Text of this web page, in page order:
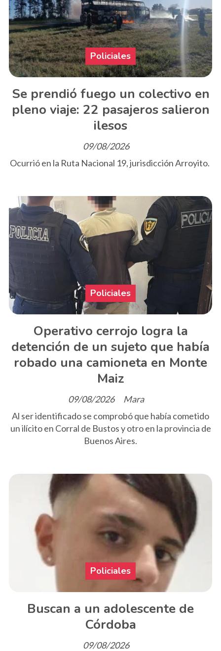
Se prendió fuego un colectivo en
pleno viaje: 22 pasajeros salieron
ilesos
Policiales
09/08/2026
Ocurrió en la Ruta Nacional 19, jurisdicción Arroyito.
Operativo cerrojo logra la
detención de un sujeto que había
robado una camioneta en Monte
Maiz
Mara
Policiales
09/08/2026
Al ser identificado se comprobó que había cometido
un ilícito en Corral de Bustos y otro en la provincia de
Buenos Aires.
Buscan a un adolescente de
Córdoba
Policiales
09/08/2026